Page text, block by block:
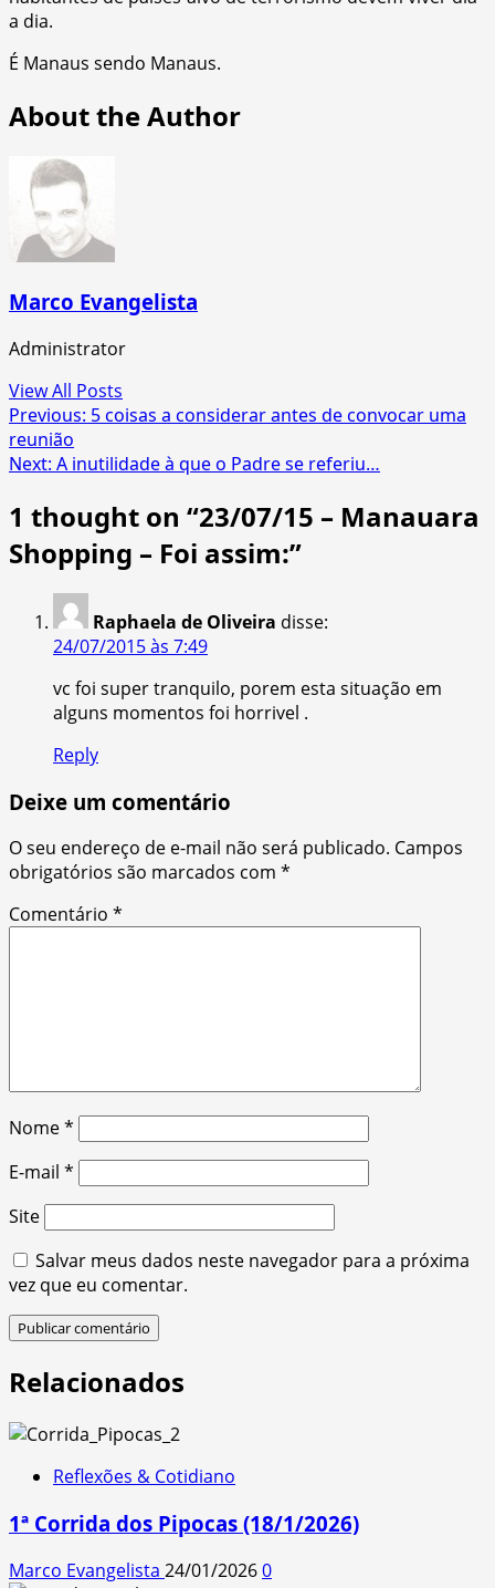
a dia.
É Manaus sendo Manaus.
About the Author
Marco Evangelista
Administrator
View All Posts
Post
navigation
Previous: 5 coisas a considerar antes de convocar uma
reunião
Next: A inutilidade à que o Padre se referiu…
1 thought on “23/07/15 – Manauara
Shopping – Foi assim:”
Raphaela de Oliveira disse:
24/07/2015 às 7:49
vc foi super tranquilo, porem esta situação em
alguns momentos foi horrivel .
Reply
Deixe um comentário
O seu endereço de e-mail não será publicado. Campos
obrigatórios são marcados com *
Comentário *
Nome*
E-mail *
Site
Salvar meus dados neste navegador para a próxima
vez que eu comentar.
Relacionados
Reflexões & Cotidiano
1ª Corrida dos Pipocas (18/1/2026)
Marco Evangelista 24/01/20260